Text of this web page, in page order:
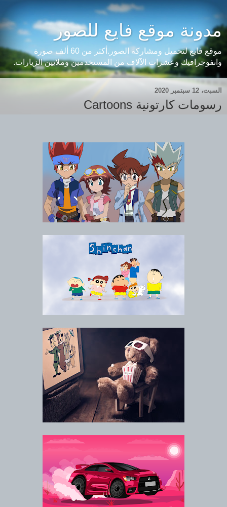
مدونة موقع فايع للصور
موقع فايع لتحميل ومشاركة الصور.أكثر من 60 ألف صورة
وانفوجرافيك وعشرات الآلاف من المستخدمين وملايين الزيارات.
السبت، 12 سبتمبر 2020
رسومات كارتونية Cartoons